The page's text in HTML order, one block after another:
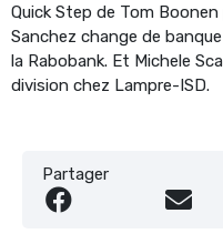
Quick Step de Tom
Sanchez change de
la Rabobank. Et Michele
division chez Lampre-ISD.
Partager